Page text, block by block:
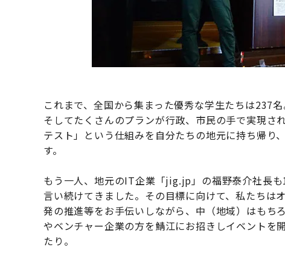
これまで、全国から集まった優秀な学生たちは237
そしてたくさんのプランが行政、市民の手で実現さ
テスト」という仕組みを自分たちの地元に持ち帰り
す。
もう一人、地元のIT企業「jig.jp」の福野泰介社長
言い続けてきました。その目標に向けて、私たちは
発の推進等をお手伝いしながら、中（地域）はもち
やベンチャー企業の方を鯖江にお招きしイベントを
たり。